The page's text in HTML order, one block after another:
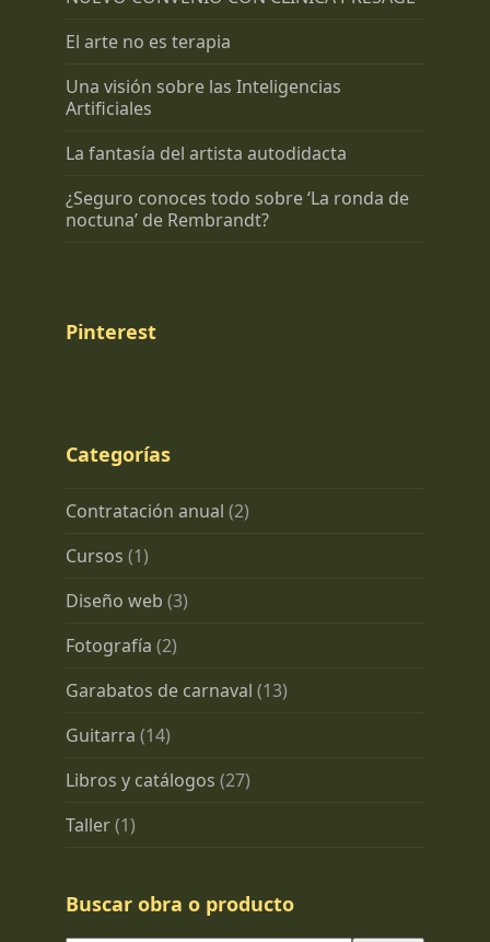
El arte no es terapia
Una visión sobre las Inteligencias
Artificiales
La fantasía del artista autodidacta
¿Seguro conoces todo sobre ‘La ronda de
noctuna’ de Rembrandt?
Pinterest
Categorías
Contratación anual (2)
Cursos (1)
Diseño web (3)
Fotografía (2)
Garabatos de carnaval (13)
Guitarra (14)
Libros y catálogos (27)
Taller(1)
Buscar obra o producto